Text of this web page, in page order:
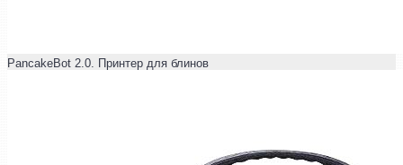
PancakeBot 2.0. Принтер для блинов